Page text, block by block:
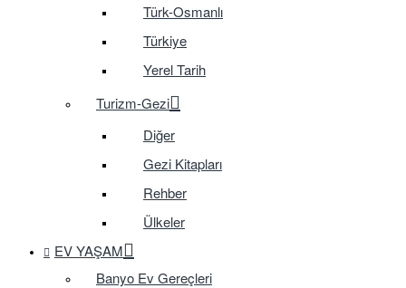
Türk-Osmanlı
Türkiye
Yerel Tarih
Turizm-Gezi
Diğer
Gezi Kitapları
Rehber
Ülkeler
EV YAŞAM
Banyo Ev Gereçleri